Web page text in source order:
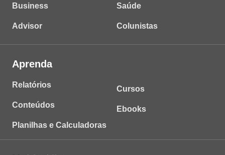
Business
Advisor
Saúde
Colunistas
Aprenda
Relatórios
Conteúdos
Planilhas e Calculadoras
Cursos
Ebooks